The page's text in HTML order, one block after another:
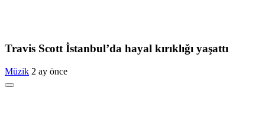
Travis Scott İstanbul’da hayal kırıklığı yaşattı
Müzik 2 ay önce